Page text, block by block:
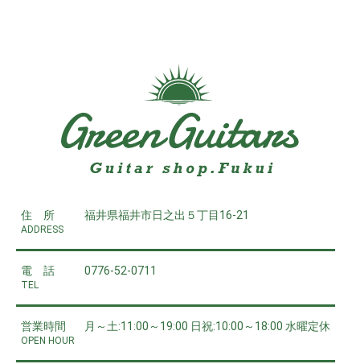
住 所
ADDRESS
福井県福井市日之出５丁目16-21
電 話
TEL
0776-52-0711
営業時間
OPEN HOUR
月～土:11:00～19:00 日祝:10:00～18:00 水曜定休